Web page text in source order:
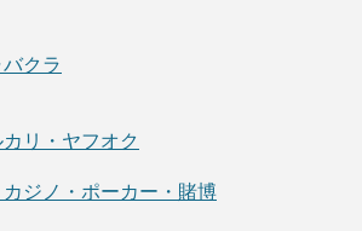
クラ
リ・ヤフオク
ジノ・ポーカー・賭博